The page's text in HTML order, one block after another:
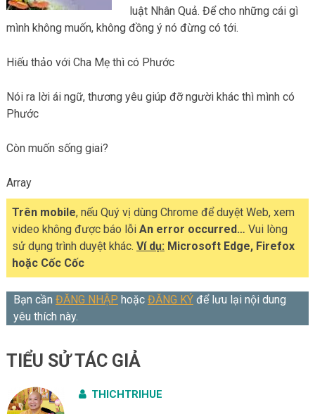
luật Nhân Quả. Để cho những cái gì
mình không muốn, không đồng ý nó đừng có tới.
Hiếu thảo với Cha Mẹ thì có Phước
Nói ra lời ái ngữ, thương yêu giúp đỡ người khác thì mình có
Phước
Còn muốn sống giai?
Array
Trên mobile, nếu Quý vị dùng Chrome để duyệt Web, xem
video không được báo lỗi An error occurred… Vui lòng
sử dụng trình duyệt khác. Ví dụ: Microsoft Edge, Firefox
hoặc Cốc Cốc
Bạn cần ĐĂNG NHẬP hoặc ĐĂNG KÝđể lưu lại nội dung
yêu thích này.
TIỂU SỬ TÁC GIẢ
THICHTRIHUE